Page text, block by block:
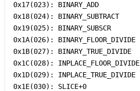
0x17(023): BINARY_ADD
0x18(024): BINARY_SUBTRACT
0x19(025): BINARY_SUBSCR
0x1A(026): BINARY_FLOOR_DIVIDE
0x1B(027): BINARY_TRUE_DIVIDE
0x1C(028): INPLACE_FLOOR_DIVIDE
0x1D(029): INPLACE_TRUE_DIVIDE
0x1E(030): SLICE+0